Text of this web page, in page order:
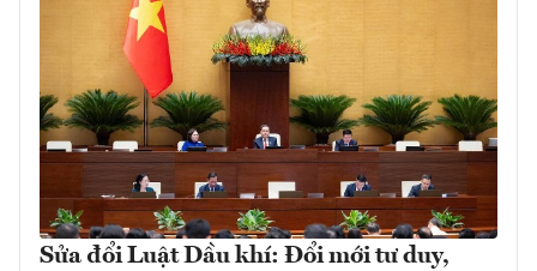
Sửa đổi Luật Dầu khí: Đổi mới tư duy,